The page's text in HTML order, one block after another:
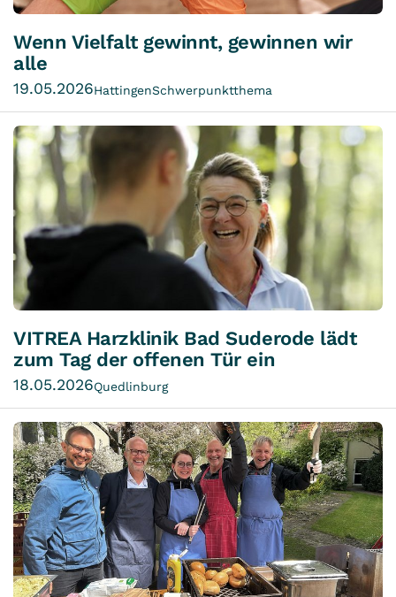
Wenn Vielfalt gewinnt, gewinnen wir
alle
19.05.2026HattingenSchwerpunktthema
VITREA Harzklinik Bad Suderode lädt
zum Tag der offenen Tür ein
18.05.2026Quedlinburg